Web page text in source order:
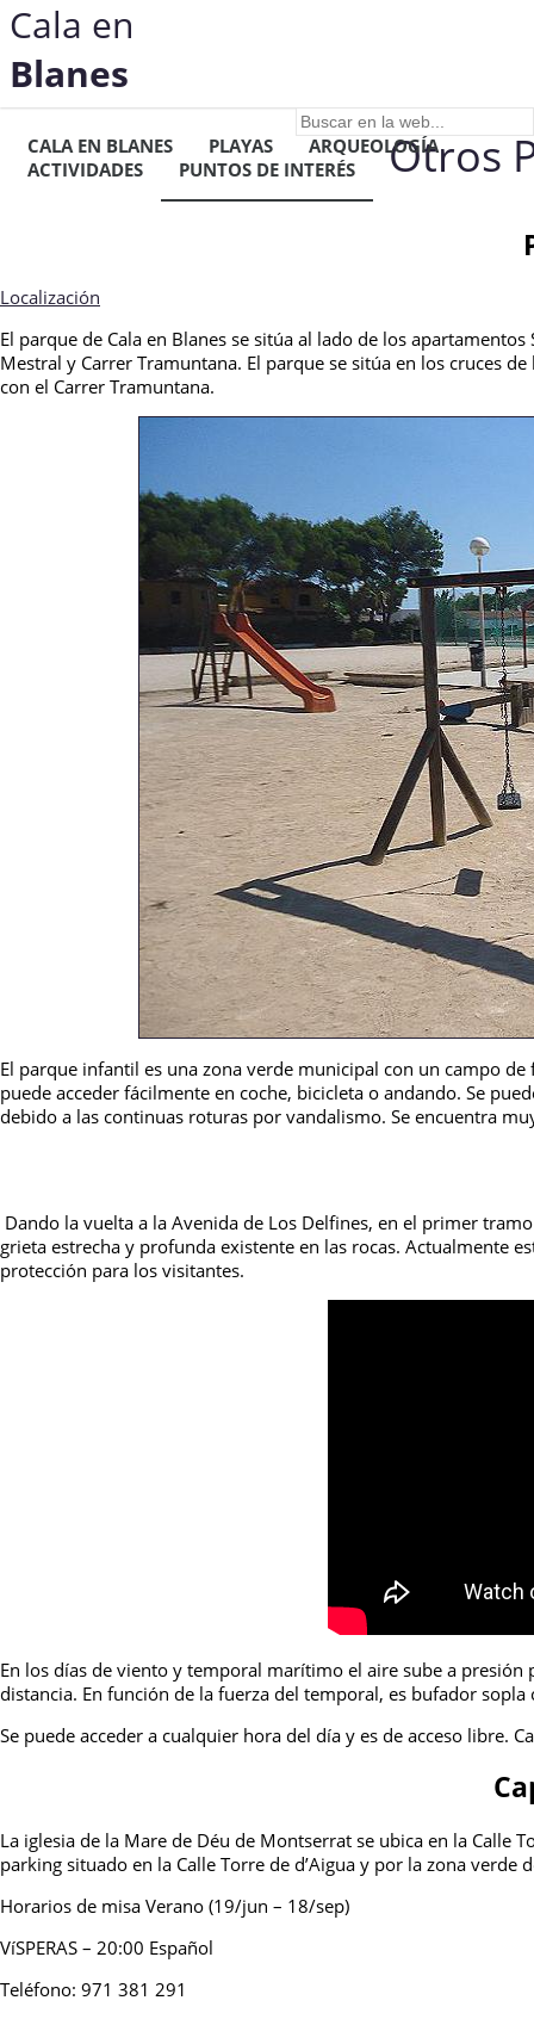
Cala en
Blanes
CALA EN BLANES PLAYAS
ARQUEOLOGÍA
ACTIVIDADES
PUNTOS DE INTERÉS Otros
Localización
El parque de Cala en Blanes se sitúa al lado de los
Mestral y Carrer Tramuntana. El parque se sitúa en los cruces
con el Carrer Tramuntana.
El parque infantil es una zona verde municipal con un campo
puede acceder fácilmente en coche, bicicleta o andando. Se
debido a las continuas roturas por vandalismo. Se encuentra
Dando la vuelta a la Avenida de Los Delfines, en el primer
grieta estrecha y profunda existente en las rocas. Actualmente
protección para los visitantes.
En los días de viento y temporal marítimo el aire sube a
distancia. En función de la fuerza del temporal, es bufador
Se puede acceder a cualquier hora del día y es de acceso libre.
La iglesia de la Mare de Déu de Montserrat se ubica en la Calle
parking situado en la Calle Torre de d’Aigua y por la zona verde
Horarios de misa Verano (19/jun – 18/sep)
VíSPERAS – 20:00 Español
Teléfono: 971 381 291